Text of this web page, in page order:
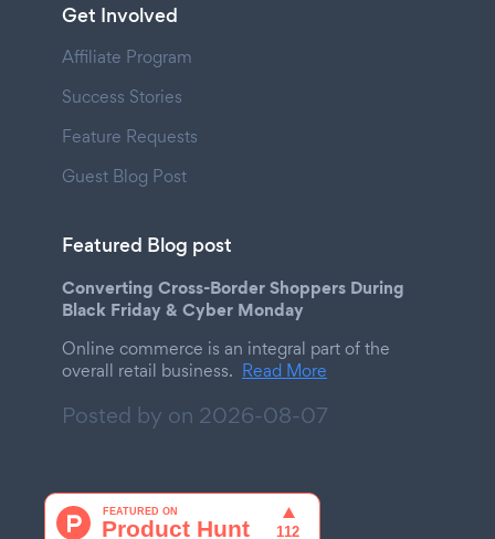
Get Involved
Affiliate Program
Success Stories
Feature Requests
Guest Blog Post
Featured Blog post
Converting Cross-Border Shoppers During
Black Friday & Cyber Monday
Online commerce is an integral part of the
overall retail business. Read More
Posted by on 2026-08-07